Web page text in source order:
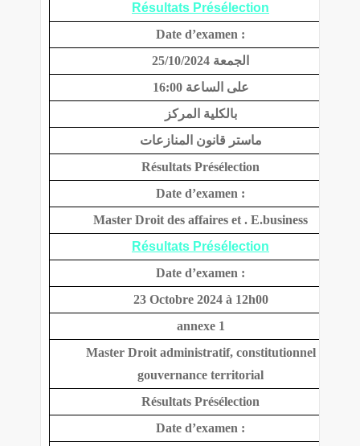
Résultats Présélection
Date d’examen :
الجمعة 25/10/2024
على الساعة 16:00
بالكلية المركز
ماستر قانون المنازعات
Résultats Présélection
Date d’examen :
Master Droit des affaires et . E.business
Résultats Présélection
Date d’examen :
23 Octobre 2024 à 12h00
annexe 1
Master Droit administratif, constitutionnel
gouvernance territorial
Résultats Présélection
Date d’examen :